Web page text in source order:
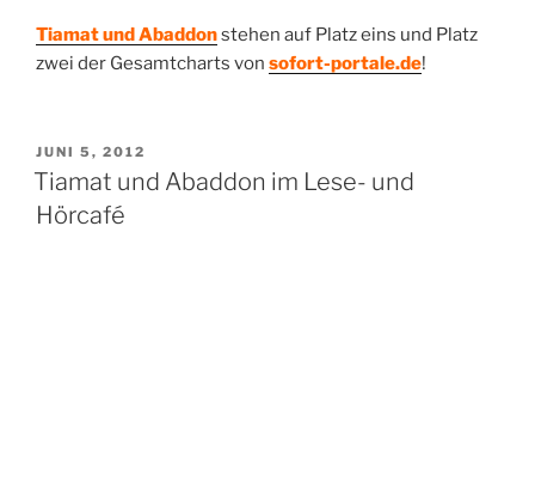
Tiamat und Abaddonstehen auf Platz eins und Platz
zwei der Gesamtcharts von sofort-portale.de!
VERÖFFENTLICHT
AM
JUNI 5, 2012
Tiamat und Abaddon im Lese- und
Hörcafé